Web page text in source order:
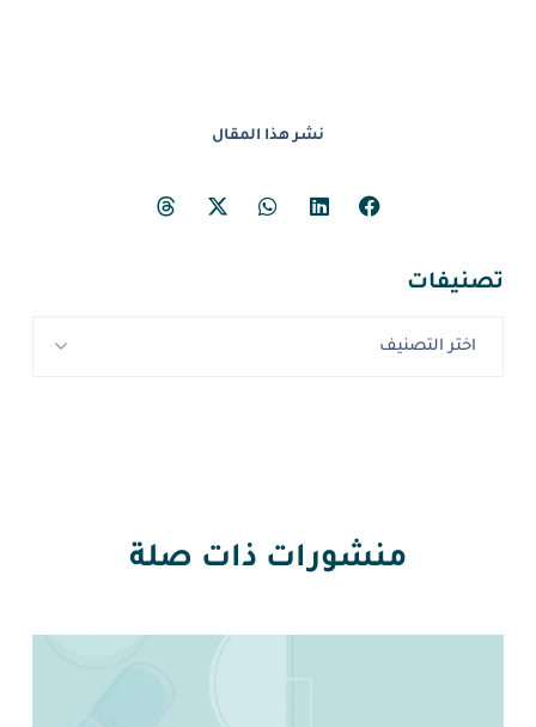
نشر هذا المقال
تصنيفات
اختر التصنيف
منشورات ذات صلة